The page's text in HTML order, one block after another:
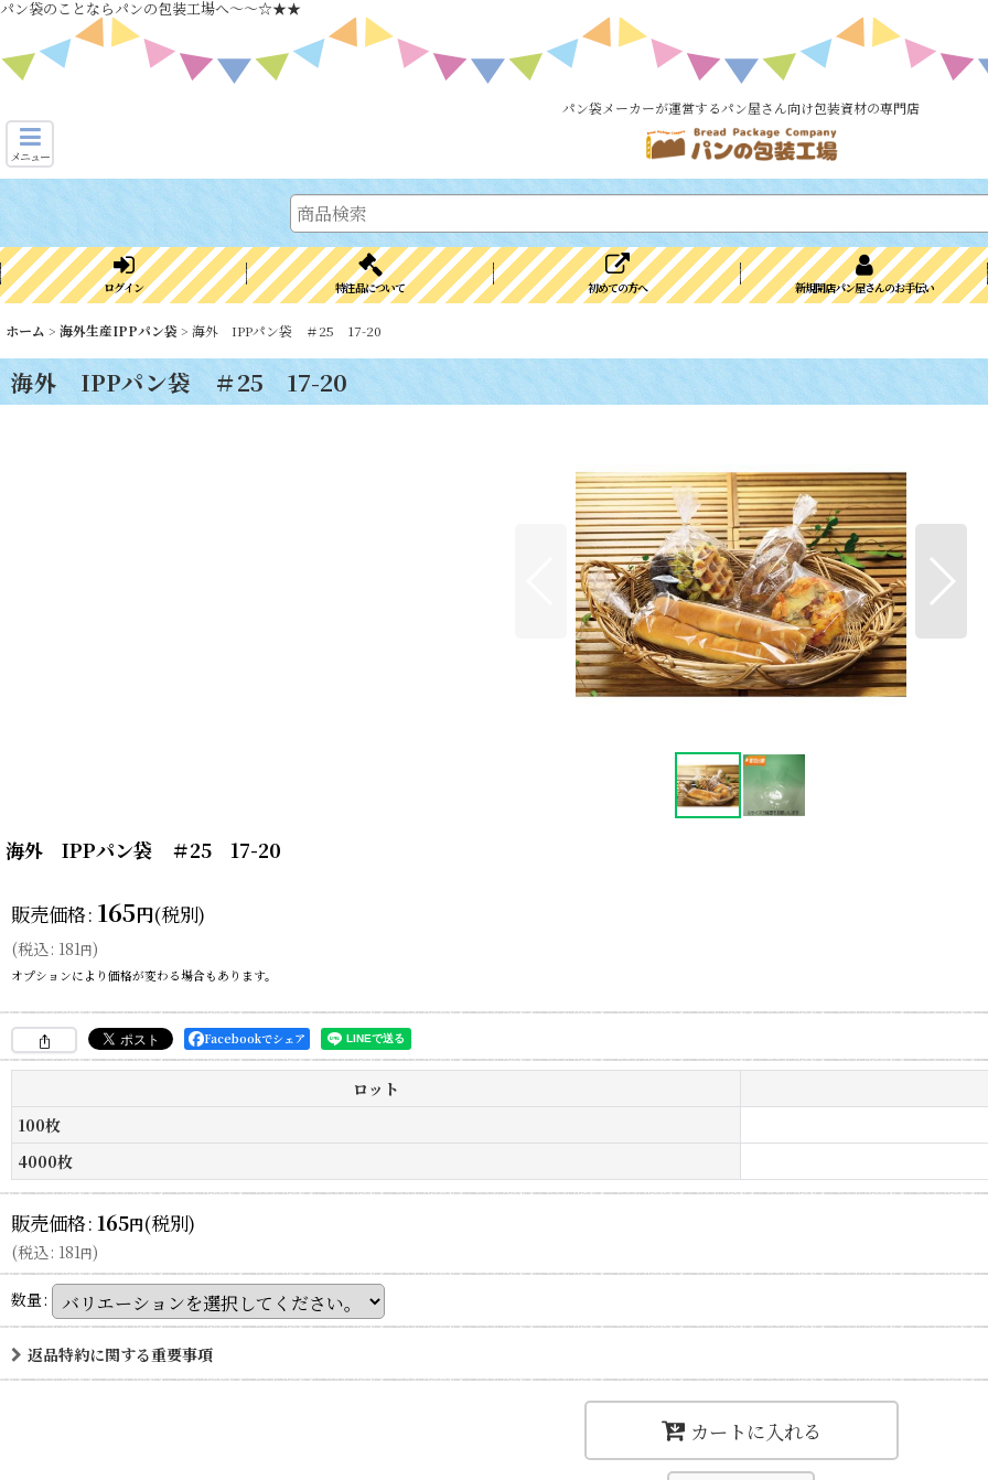
パン袋のことならパンの包装工場へ～～☆★★
パン袋メーカーが運営するパン屋さん向け包装資材の専門店
メニュー
ログイン 特注品について 初めての方へ 新規開店パン屋さんのお手伝い
ホーム > 海外生産IPPパン袋 > 海外 IPPパン袋 ＃25 17-20
海外 IPPパン袋 ＃25 17-20
海外 IPPパン袋 ＃25 17-20
販売価格: 165円(税別)
(税込: 181円)
オプションにより価格が変わる場合もあります。
Facebookでシェア
ロット
100枚
4000枚
販売価格: 165円(税別)
(税込: 181円)
数量:
返品特約に関する重要事項
カートに入れる